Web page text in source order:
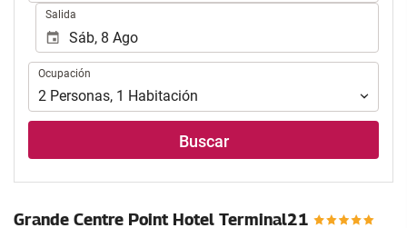
Salida
Ocupación
Ocupación
2 Personas, 1 Habitación
Buscar
Grande Centre Point Hotel Terminal21